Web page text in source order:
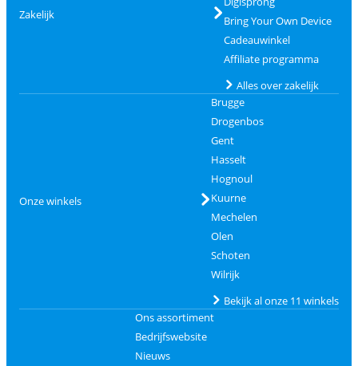
Zakelijk
Bring Your Own Device
Cadeauwinkel
Affiliate programma
Alles over zakelijk
Onze winkels
Brugge
Drogenbos
Gent
Hasselt
Hognoul
Kuurne
Mechelen
Olen
Schoten
Wilrijk
Bekijk al onze 11 winkels
Ons assortiment
Bedrijfswebsite
Nieuws